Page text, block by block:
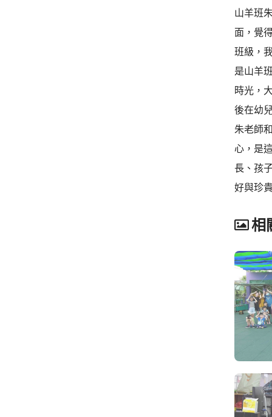
山羊班
面，覺
班級，
是山羊
時光，
後在幼
朱老師
心，是
長、孩
好與珍
相